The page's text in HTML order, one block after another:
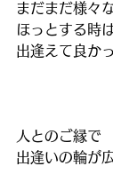
まだまだ様々
ほっとする時
出逢えて良か
人とのご縁で
出逢いの輪が